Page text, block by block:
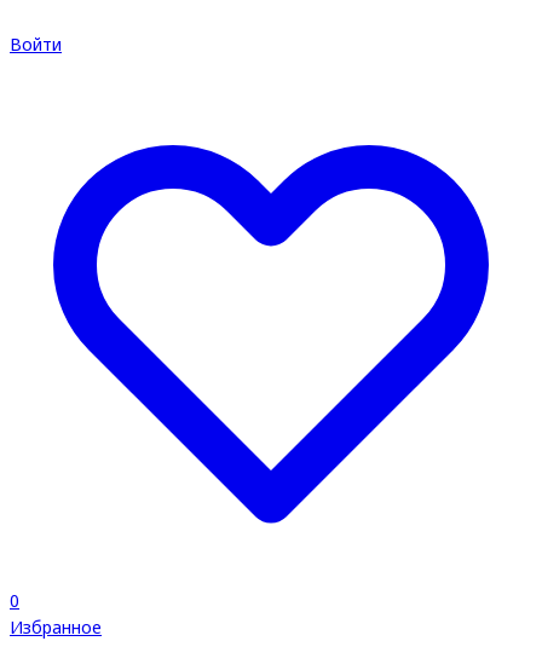
Войти
0
Избранное